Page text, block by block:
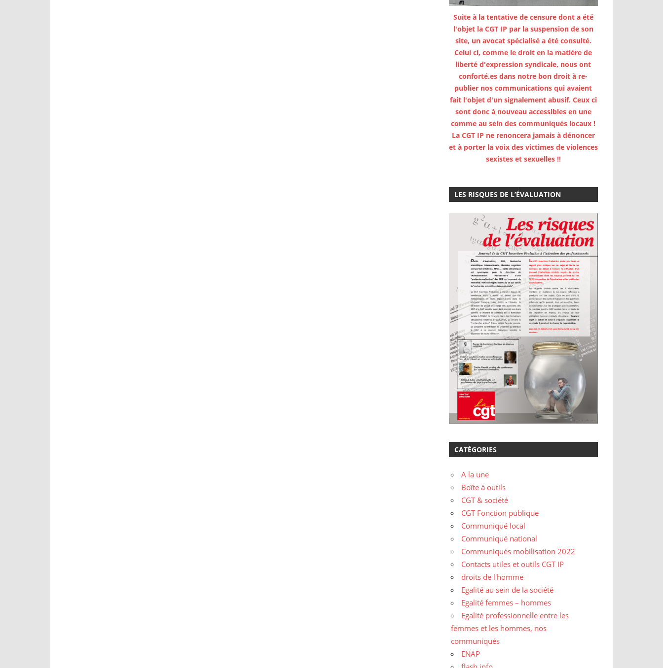
Suite à la tentative de censure dont a été
l'objet la CGT IP par la suspension de son
site, un avocat spécialisé a été consulté.
Celui ci, comme le droit en la matière de
liberté d'expression syndicale, nous ont
conforté.es dans notre bon droit à re-
publier nos communications qui avaient
fait l'objet d'un signalement abusif. Ceux ci
sont donc à nouveau accessibles en une
comme au sein des communiqués locaux !
La CGT IP ne renoncera jamais à dénoncer
et à porter la voix des victimes de violences
sexistes et sexuelles !!
LES RISQUES DE L’ÉVALUATION
CATÉGORIES
A la une
Boîte à outils
CGT & société
CGT Fonction publique
Communiqué local
Communiqué national
Communiqués mobilisation 2022
Contacts utiles et outils CGT IP
droits de l'homme
Egalité au sein de la société
Egalité femmes – hommes
Egalité professionnelle entre les
femmes et les hommes, nos
communiqués
ENAP